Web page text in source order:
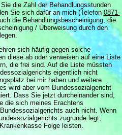
die Zahl der Behandlungsstunden
Sie sich dafür an mich (Telefon 0871-
die Behandlungsbescheinigung, die
/ Überweisung durch den
sich häufig gegen solche
diese ab oder verweisen auf eine Liste
die frei sind. Auf die Liste müssten
eigentlich nicht
bei mir haben und weitere
wird aber vom Bundessozialgericht
Dass Sie jetzt durcheinander sind,
die sich meines Erachtens
auch nicht. Wenn
zugrunde legt,
Folge leisten.